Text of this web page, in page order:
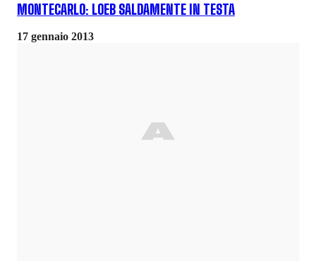
MONTECARLO: LOEB SALDAMENTE IN TESTA
17 gennaio 2013